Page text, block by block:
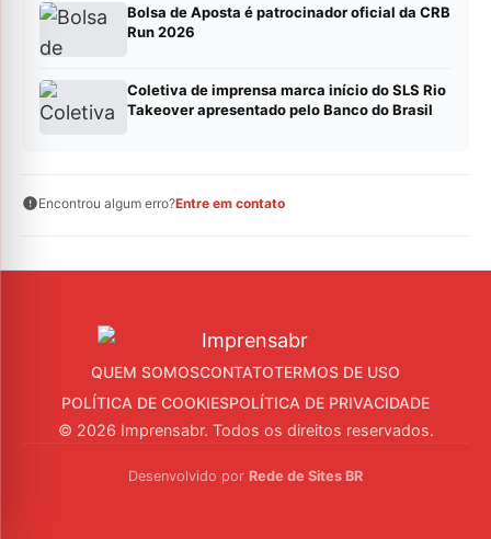
Bolsa de Aposta é patrocinador oficial da CRB
Run 2026
Coletiva de imprensa marca início do SLS Rio
Takeover apresentado pelo Banco do Brasil
Encontrou algum erro?Entre em contato
QUEM SOMOSCONTATOTERMOS DE USO
POLÍTICA DE COOKIESPOLÍTICA DE PRIVACIDADE
© 2026 Imprensabr. Todos os direitos reservados.
Desenvolvido por Rede de Sites BR